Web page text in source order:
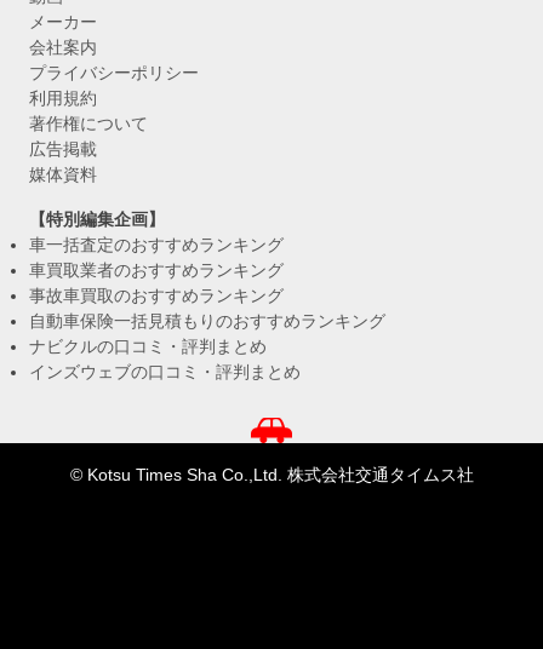
メーカー
会社案内
プライバシーポリシー
利用規約
著作権について
広告掲載
媒体資料
【特別編集企画】
車一括査定のおすすめランキング
車買取業者のおすすめランキング
事故車買取のおすすめランキング
自動車保険一括見積もりのおすすめランキング
ナビクルの口コミ・評判まとめ
インズウェブの口コミ・評判まとめ
© Kotsu Times Sha Co.,Ltd. 株式会社交通タイムス社